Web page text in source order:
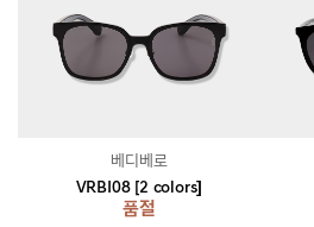
VRBI08 [2 colors]
품절
베디베로